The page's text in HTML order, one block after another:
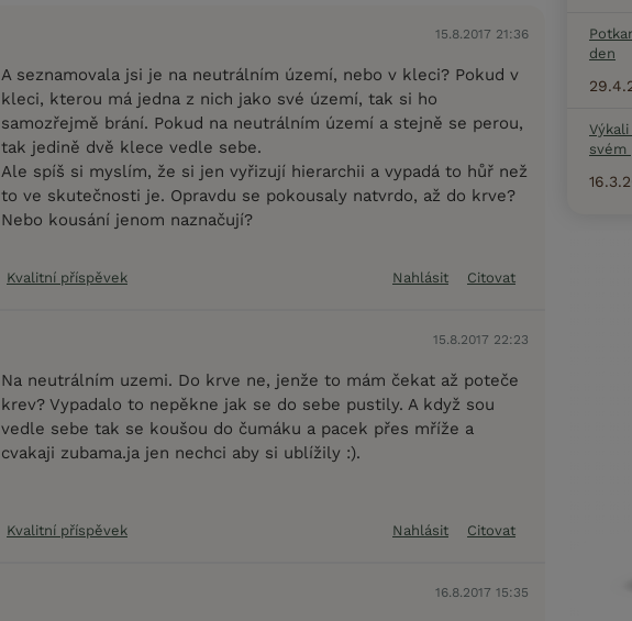
15.8.2017 21:36
A seznamovala jsi je na neutrálním území, nebo v kleci? Pokud v
kleci, kterou má jedna z nich jako své území, tak si ho
samozřejmě brání. Pokud na neutrálním území a stejně se perou,
tak jedině dvě klece vedle sebe.
Ale spíš si myslím, že si jen vyřizují hierarchii a vypadá to hůř než
to ve skutečnosti je. Opravdu se pokousaly natvrdo, až do krve?
Nebo kousání jenom naznačují?
Kvalitní příspěvek Nahlásit Citovat
15.8.2017 22:23
Na neutrálním uzemi. Do krve ne, jenže to mám čekat až poteče
krev? Vypadalo to nepěkne jak se do sebe pustily. A když sou
vedle sebe tak se koušou do čumáku a pacek přes mříže a
cvakaji zubama.ja jen nechci aby si ublížily :).
Kvalitní příspěvek Nahlásit Citovat
16.8.2017 15:35
den
svém